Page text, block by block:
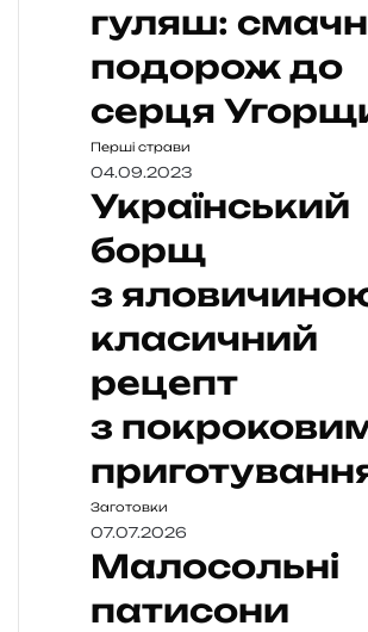
гуляш:
подорож до
серця
Перші страви
04.09.2023
Український
борщ
з
класичний
рецепт
з
Заготовки
07.07.2026
Малосольні
патисони